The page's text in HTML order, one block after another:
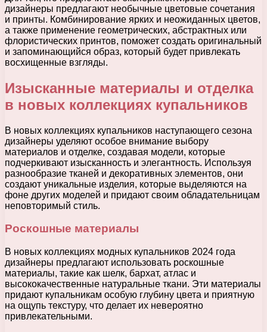
дизайнеры предлагают необычные цветовые сочетания
и принты. Комбинирование ярких и неожиданных цветов,
а также применение геометрических, абстрактных или
флористических принтов, поможет создать оригинальный
и запоминающийся образ, который будет привлекать
восхищенные взгляды.
Изысканные материалы и отделка
в новых коллекциях купальников
В новых коллекциях купальников наступающего сезона
дизайнеры уделяют особое внимание выбору
материалов и отделке, создавая модели, которые
подчеркивают изысканность и элегантность. Используя
разнообразие тканей и декоративных элементов, они
создают уникальные изделия, которые выделяются на
фоне других моделей и придают своим обладательницам
неповторимый стиль.
Роскошные материалы
В новых коллекциях модных купальников 2024 года
дизайнеры предлагают использовать роскошные
материалы, такие как шелк, бархат, атлас и
высококачественные натуральные ткани. Эти материалы
придают купальникам особую глубину цвета и приятную
на ощупь текстуру, что делает их невероятно
привлекательными.